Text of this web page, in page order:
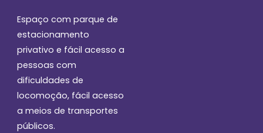
Espaço com parque de
estacionamento
privativo e fácil acesso a
pessoas com
dificuldades de
locomoção, fácil acesso
a meios de transportes
públicos.